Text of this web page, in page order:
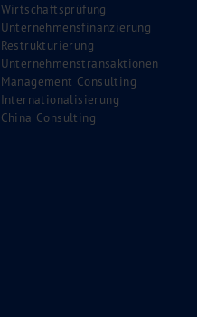
Wirtschaftsprüfung
Unternehmensfinanzierung
Restrukturierung
Unternehmenstransaktionen
Management Consulting
Internationalisierung
China Consulting